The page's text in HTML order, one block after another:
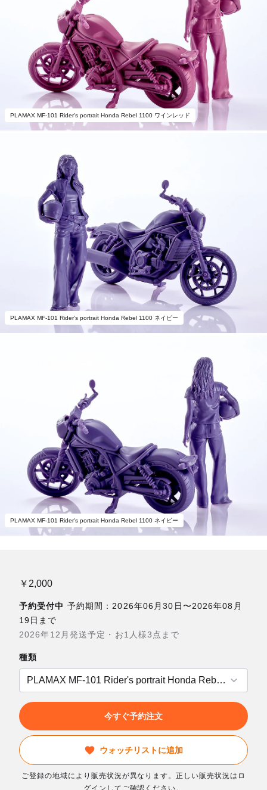
PLAMAX MF-101 Rider's portrait Honda Rebel 1100 ワインレッド
PLAMAX MF-101 Rider's portrait Honda Rebel 1100 ネイビー
PLAMAX MF-101 Rider's portrait Honda Rebel 1100 ネイビー
￥2,000
予約受付中 予約期間：2026年06月30日〜2026年08月
19日まで
2026年12月発送予定・お1人様3点まで
種類
今すぐ予約注文
ウォッチリストに追加
ご登録の地域により販売状況が異なります。正しい販売状況はロ
グインしてご確認ください。